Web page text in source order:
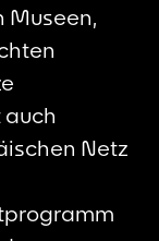
Museen,
Netz